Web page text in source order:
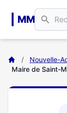
MM
/ Nouvelle-
Maire de Saint-